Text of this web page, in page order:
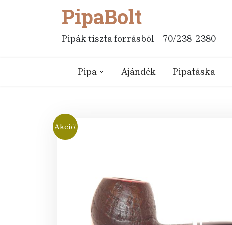
PipaBolt
Pipák tiszta forrásból – 70/238-2380
Pipa Ajándék Pipatáska
Akció!